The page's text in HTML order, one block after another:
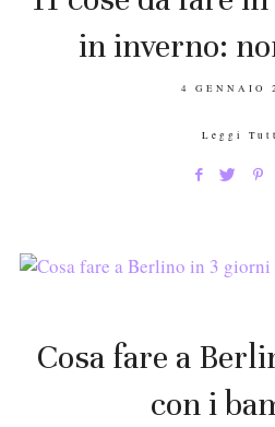
in inverno:
POSTED
4 GENNAIO
Leggi
Cosa fare a
con i